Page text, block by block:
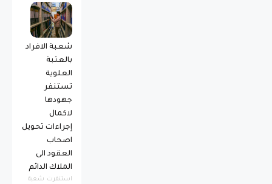
شعبة الافراد
بالعتبة
العلوية
تستنفر
جهودها
لاكمال
إجراءات تحويل
اصحاب
العقود الى
الملاك الدائم
استنفرت شعبة